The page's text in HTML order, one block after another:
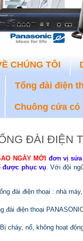
CHÚNG TÔI
Tổng đài điện
Chuông cửa có
ĐÀI ĐIỆN
NGÀY MỚI đơn vị s
được phục vụ Với đội
đài điện thoại : nhà
đài điện thoại
cháy, nổ, không hoạt